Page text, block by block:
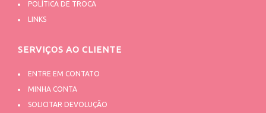
POLÍTICA DE TROCA
LINKS
SERVIÇOS AO CLIENTE
ENTRE EM CONTATO
MINHA CONTA
SOLICITAR DEVOLUÇÃO